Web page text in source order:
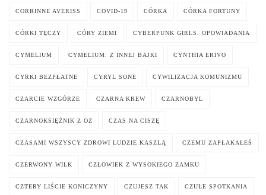
CORRINNE AVERISS COVID-19 CÓRKA CÓRKA FORTUNY
CÓRKI TĘCZY CÓRY ZIEMI CYBERPUNK GIRLS. OPOWIADANIA
CYMELIUM CYMELIUM: Z INNEJ BAJKI CYNTHIA ERIVO
CYRKI BEZPŁATNE CYRYL SONE CYWILIZACJA KOMUNIZMU
CZARCIE WZGÓRZE CZARNA KREW CZARNOBYL
CZARNOKSIĘŻNIK Z OZ CZAS NA CISZĘ
CZASAMI WSZYSCY ZDROWI LUDZIE KASZLĄ CZEMU ZAPŁAKAŁEŚ
CZERWONY WILK CZŁOWIEK Z WYSOKIEGO ZAMKU
CZTERY LIŚCIE KONICZYNY CZUJESZ TAK CZUŁE SPOTKANIA